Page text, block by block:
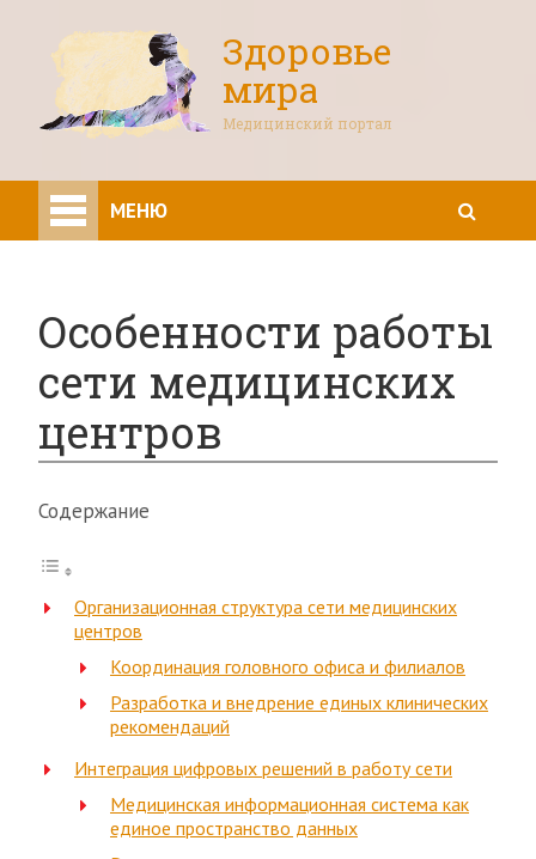
Здоровье
мира
Медицинский портал
МЕНЮ
Особенности работы
сети медицинских
центров
Содержание
Организационная структура сети медицинских
центров
Координация головного офиса и филиалов
Разработка и внедрение единых клинических
рекомендаций
Интеграция цифровых решений в работу сети
Медицинская информационная система как
единое пространство данных